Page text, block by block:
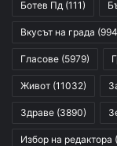
Ботев Пд (111)
Вкусът на града
Гласове (5979)
Живот (11032)
Здраве (3890)
Избор на редактора